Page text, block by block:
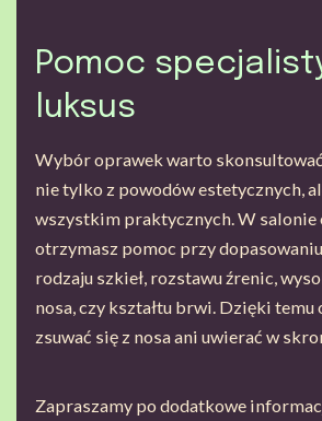
Pomoc
luksus
Wybór oprawek warto
nie tylko z powodów estetycznych,
wszystkim praktycznych. W salonie
otrzymasz pomoc przy
rodzaju szkieł, rozstawu źrenic,
nosa, czy kształtu brwi. Dzięki temu
zsuwać się z nosa ani uwierać w
Zapraszamy po dodatkowe